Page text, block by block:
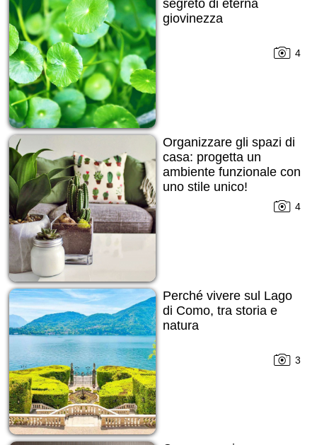
segreto di eterna
giovinezza
4
Organizzare gli spazi di
casa: progetta un
ambiente funzionale con
uno stile unico!
4
Perché vivere sul Lago
di Como, tra storia e
natura
3